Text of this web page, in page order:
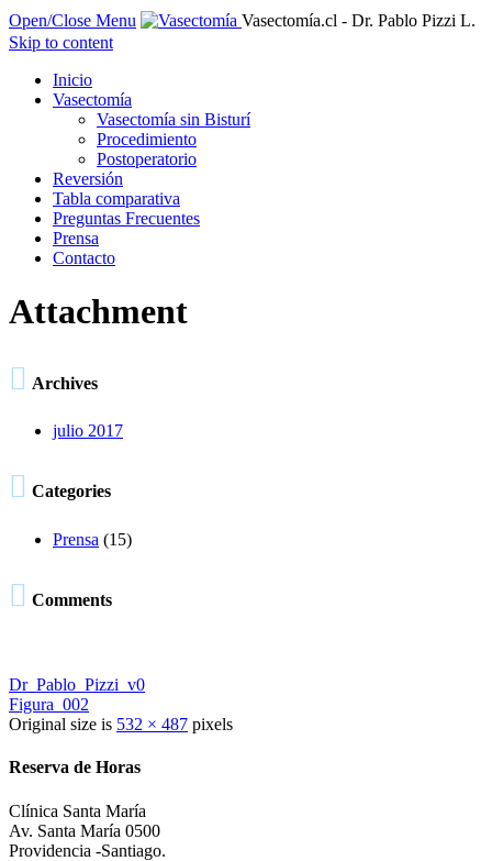
Open/Close Menu
Vasectomía.cl - Dr. Pablo Pizzi L.
Skip to content
Inicio
Vasectomía
Vasectomía sin Bisturí
Procedimiento
Postoperatorio
Reversión
Tabla comparativa
Preguntas Frecuentes
Prensa
Contacto
Attachment
 Archives
julio 2017
 Categories
Prensa (15)
 Comments
Dr_Pablo_Pizzi_v0
Figura_002
Original size is 532 × 487 pixels
Reserva de Horas
Clínica Santa María
Av. Santa María 0500
Providencia -Santiago.